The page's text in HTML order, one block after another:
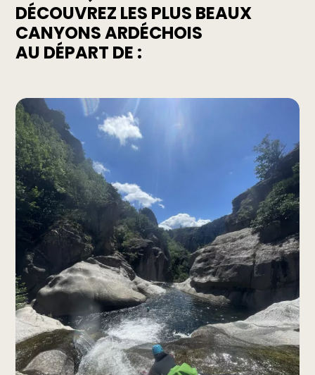
Découvrez les gorges de
l’Ardèche
Sous un autre angle
DÉCOUVREZ LES PLUS BEAUX
CANYONS ARDÉCHOIS
AU DÉPART DE :